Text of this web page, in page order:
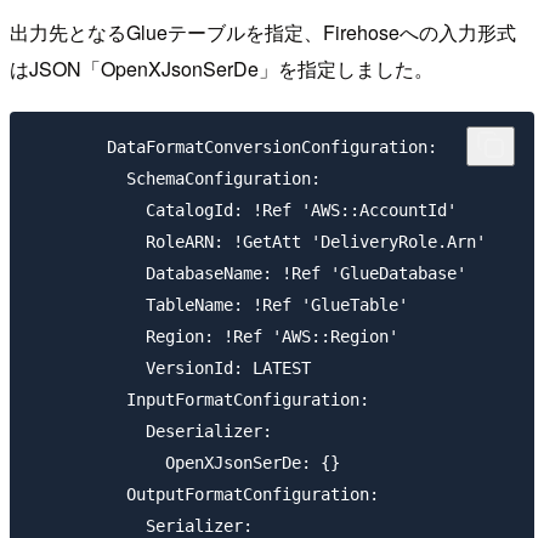
出力先となるGlueテーブルを指定、Firehoseへの入力形式
はJSON「OpenXJsonSerDe」を指定しました。
        DataFormatConversionConfiguration:
          SchemaConfiguration:
            CatalogId: !Ref 'AWS::AccountId'
            RoleARN: !GetAtt 'DeliveryRole.Arn'
            DatabaseName: !Ref 'GlueDatabase'
            TableName: !Ref 'GlueTable'
            Region: !Ref 'AWS::Region'
            VersionId: LATEST
          InputFormatConfiguration:
            Deserializer:
              OpenXJsonSerDe: {}
          OutputFormatConfiguration:
            Serializer: